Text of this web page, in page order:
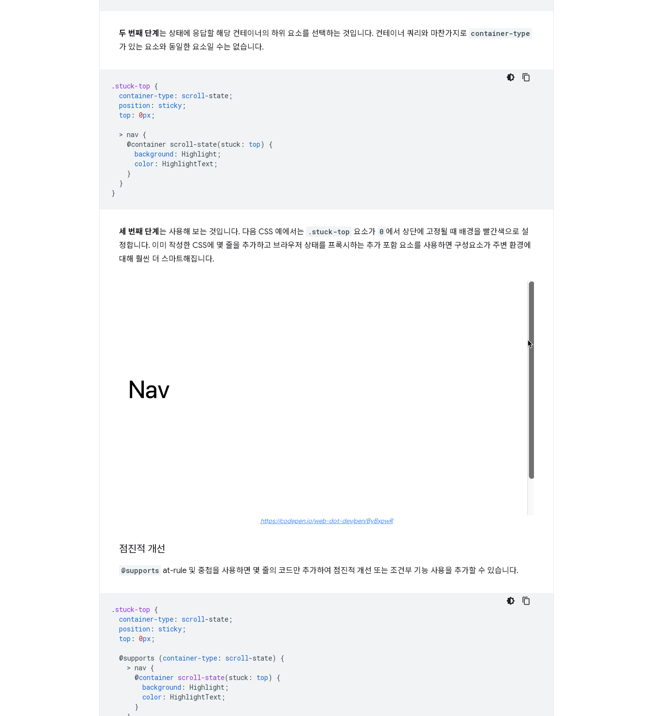
두 번째 단계 는 상태에 응답할 해당 컨테이너의 하위 요소를 선택하는 것입니다. 컨테이너 쿼리와 마찬가지로 container-type
가 있는 요소와 동일한 요소일 수는 없습니다.
. stuck-top {
container-type : scroll-state ;
position : sticky ;
top : 0px ;
  >
nav {
@container scroll-state(stuck : top)
{
background : Highlight ;
color : HighlightText ;
}
}
}
세 번째 단계 는 사용해 보는 것입니다. 다음 CSS 예에서는 .stuck-top 요소가 0 에서 상단에 고정될 때 배경을 빨간색으로 설
정합니다. 이미 작성한 CSS에 몇 줄을 추가하고 브라우저 상태를 프록시하는 추가 포함 요소를 사용하면 구성요소가 주변 환경에
대해 훨씬 더 스마트해집니다.
https://codepen.io/web-dot-dev/pen/ByBxpwR
점진적 개선
@supports at-rule 및 중첩을 사용하면 몇 줄의 코드만 추가하여 점진적 개선 또는 조건부 기능 사용을 추가할 수 있습니다.
. stuck-top {
container-type : scroll-state ;
position : sticky ;
top : 0px ;
@supports (container-type : scroll-state)
{
    >
nav {
@container scroll-state(stuck : top)
{
background : Highlight ;
color : HighlightText ;
}